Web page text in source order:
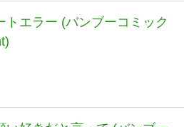
トエラー (バンブーコミック